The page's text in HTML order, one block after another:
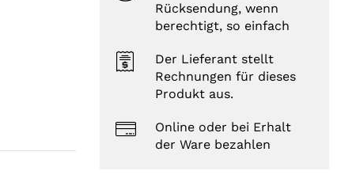
Rücksendung, wenn
berechtigt, so einfach
Der Lieferant stellt
Rechnungen für dieses
Produkt aus.
Online oder bei Erhalt
der Ware bezahlen